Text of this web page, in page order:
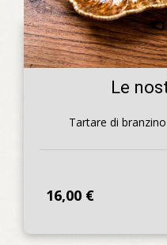
Le
Tartare di
16,00 €